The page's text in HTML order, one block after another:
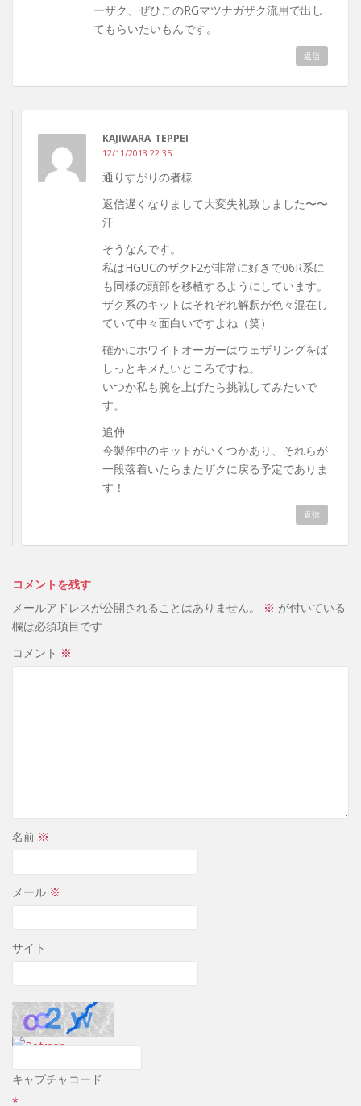
ーザク、ぜひこのRGマツナガザク流用で出し
てもらいたいもんです。
返信
KAJIWARA_TEPPEI
12/11/2013 22:35
通りすがりの者様
返信遅くなりまして大変失礼致しました〜〜
汗
そうなんです。
私はHGUCのザクF2が非常に好きで06R系に
も同様の頭部を移植するようにしています。
ザク系のキットはそれぞれ解釈が色々混在し
ていて中々面白いですよね（笑）
確かにホワイトオーガーはウェザリングをば
しっとキメたいところですね。
いつか私も腕を上げたら挑戦してみたいで
す。
追伸
今製作中のキットがいくつかあり、それらが
一段落着いたらまたザクに戻る予定でありま
す！
返信
コメントを残す
メールアドレスが公開されることはありません。
※ が付いている
欄は必須項目です
コメント ※
名前 ※
メール ※
サイト
キャプチャコード
*